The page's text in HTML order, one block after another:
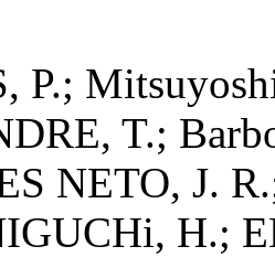
P.;
T.;
NETO, J.
H.;